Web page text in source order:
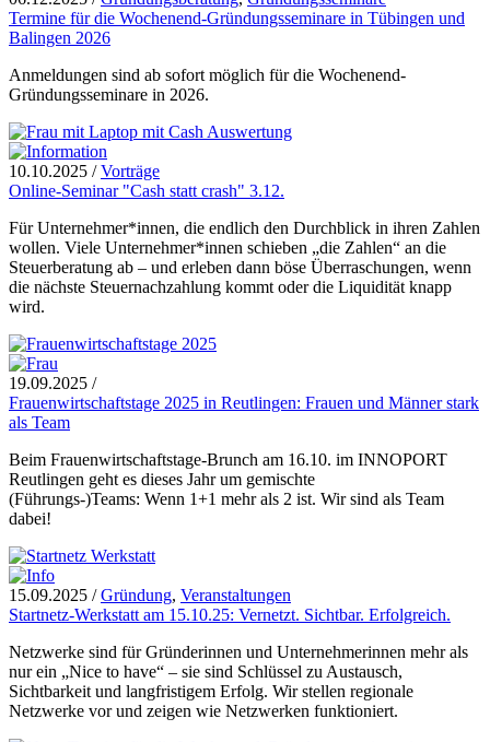
Termine für die Wochenend-Gründungsseminare in Tübingen und
Balingen 2026
Anmeldungen sind ab sofort möglich für die Wochenend-
Gründungsseminare in 2026.
10.10.2025 /Vorträge
Online-Seminar "Cash statt crash" 3.12.
Für Unternehmer*innen, die endlich den Durchblick in ihren Zahlen
wollen. Viele Unternehmer*innen schieben „die Zahlen“ an die
Steuerberatung ab – und erleben dann böse Überraschungen, wenn
die nächste Steuernachzahlung kommt oder die Liquidität knapp
wird.
19.09.2025 /
Frauenwirtschaftstage 2025 in Reutlingen: Frauen und Männer stark
als Team
Beim Frauenwirtschaftstage-Brunch am 16.10. im INNOPORT
Reutlingen geht es dieses Jahr um gemischte
(Führungs-)Teams: Wenn 1+1 mehr als 2 ist. Wir sind als Team
dabei!
15.09.2025 /Gründung, Veranstaltungen
Startnetz-Werkstatt am 15.10.25: Vernetzt. Sichtbar. Erfolgreich.
Netzwerke sind für Gründerinnen und Unternehmerinnen mehr als
nur ein „Nice to have“ – sie sind Schlüssel zu Austausch,
Sichtbarkeit und langfristigem Erfolg. Wir stellen regionale
Netzwerke vor und zeigen wie Netzwerken funktioniert.